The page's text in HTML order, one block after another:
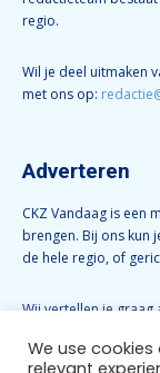
regio.
Wil je deel uitmaken
met ons op:
Adverteren
CKZ Vandaag is een
brengen. Bij ons kun
de hele regio, of
Wij vertellen je
We use
relevant